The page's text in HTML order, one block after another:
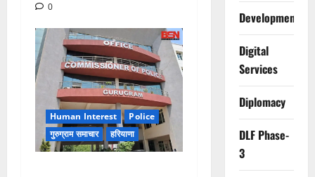
0
Human Interest
Police
गुरुग्राम समाचार
हरियाणा
Development
Digital
Services
Diplomacy
DLF Phase-
3